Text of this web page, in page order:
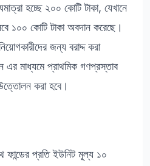
হচ্ছে ২০০ কোটি টাকা, যেখানে
১০০ কোটি টাকা অবদান করেছে।
জন্য বরাদ্দ করা
মাধ্যমে প্রাথমিক গণপ্রস্তাব
করা হবে।
ফান্ডের প্রতি ইউনিট মূল্য ১০